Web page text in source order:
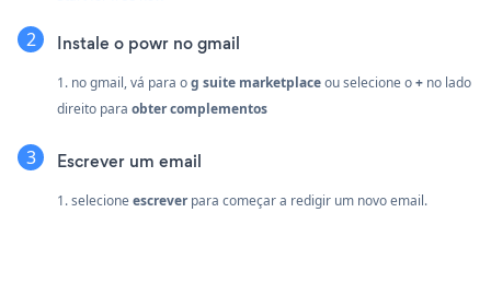
Instale o powr no gmail
1. no gmail, vá para og suite marketplaceou selecione o+ no lado
direito para obter complementos
Escrever um email
1. selecioneescreverpara começar a redigir um novo email.